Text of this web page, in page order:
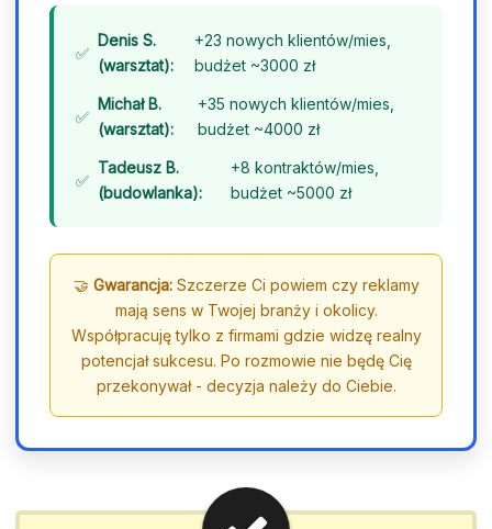
Denis S.
(warsztat):
+23 nowych klientów/mies,
budżet ~3000 zł
Michał B.
(warsztat):
+35 nowych klientów/mies,
budżet ~4000 zł
Tadeusz B.
(budowlanka):
+8 kontraktów/mies,
budżet ~5000 zł
🤝 Gwarancja:Szczerze Ci powiem czy reklamy
mają sens w Twojej branży i okolicy.
Współpracuję tylko z firmami gdzie widzę realny
potencjał sukcesu. Po rozmowie nie będę Cię
przekonywał - decyzja należy do Ciebie.